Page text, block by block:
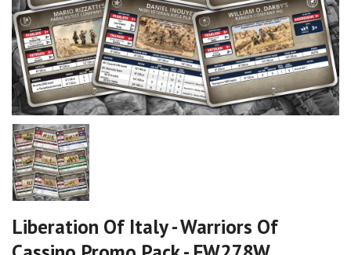
Liberation Of Italy - Warriors Of